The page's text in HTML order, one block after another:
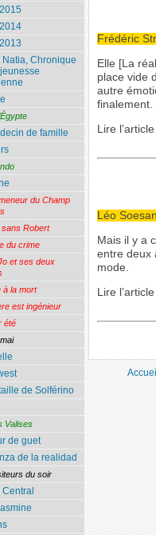
Frédéric
Elle [La
place vide
autre
finalement.
Lire
Léo
Mais il y a
entre deux
mode.
Lire
Natia, Chronique
de famille
du Champ
Robert
du crime
et ses deux
à la mort
est ingénieur
été
de Solférino
Valises
de guet
de la realidad
du soir